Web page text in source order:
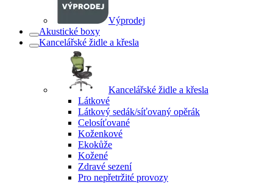
Výprodej
Akustické boxy
Kancelářské židle a křesla
Kancelářské židle a křesla
Látkové
Látkový sedák/síťovaný opěrák
Celosíťované
Koženkové
Ekokůže
Kožené
Zdravé sezení
Pro nepřetržité provozy